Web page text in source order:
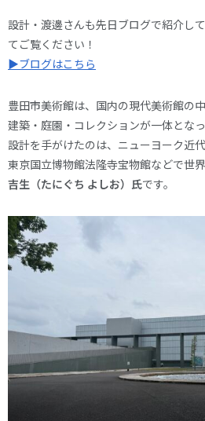
設計・渡邊さんも先日ブログで紹介し
てご覧ください！
▶ブログはこちら
豊田市美術館は、国内の現代美術館の
建築・庭園・コレクションが一体となっ
設計を手がけたのは、ニューヨーク近
東京国立博物館法隆寺宝物館などで世
吉生（たにぐち よしお）氏です。